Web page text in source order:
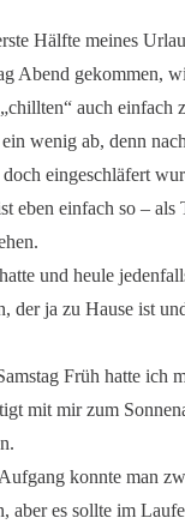
Hälfte meines
Abend gekommen,
auch einfach
wenig ab, denn
doch eingeschläfert
eben einfach so – als
und heule
der ja zu Hause ist
Früh hatte ich
mit mir zum
konnte man
aber es sollte im